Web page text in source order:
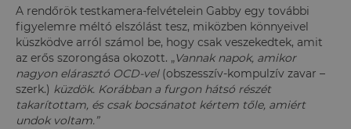
A rendőrök testkamera-felvételein Gabby egy további
figyelemre méltó elszólást tesz, miközben könnyeivel
küszködve arról számol be, hogy csak veszekedtek, amit
az erős szorongása okozott. „Vannak napok, amikor
nagyon elárasztó OCD-vel (obszesszív-kompulzív zavar –
szerk.) küzdök. Korábban a furgon hátsó részét
takarítottam, és csak bocsánatot kértem tőle, amiért
undok voltam.”